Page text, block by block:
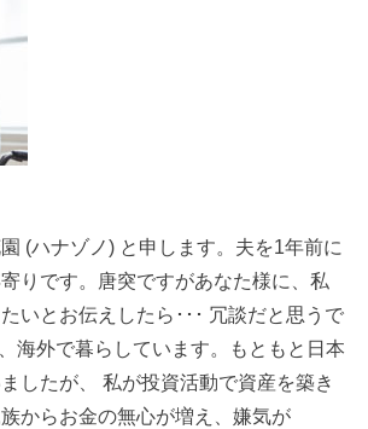
(ハナゾノ) と申します。夫を1年前に
りです。唐突ですがあなた様に、私
いとお伝えしたら･･･ 冗談だと思うで
海外で暮らしています。もともと日本
したが、 私が投資活動で資産を築き
族からお金の無心が増え、嫌気が